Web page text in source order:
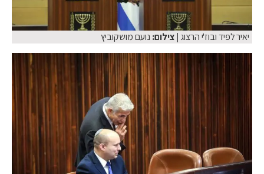
יאיר לפיד ובוז'י הרצוג | צילום: נועם מושקוביץ